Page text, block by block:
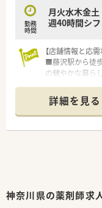
【想定されるモ
■20代後半で調
す。
■30代で病院や
実績を反映して
■全地域一律の
よって収入が変
ます。
勤務
時間
月火水木金
週40時間シ
【店舗情報と応
■藤沢駅から徒
の健やかな暮ら
枚から30枚を受
す。
■現在は薬剤師1
伴い、共に働く
【こんな方が活躍
■患者様の話を
■大手ならでは
詳細を見る
神奈川県の薬剤師求